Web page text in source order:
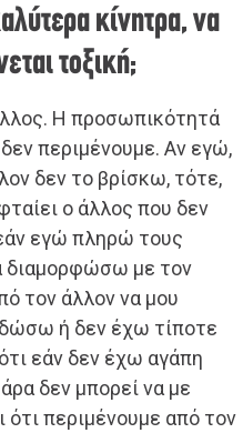
κίνητρα, να
τοξική;
Η προσωπικότητά
περιμένουμε. Αν εγώ,
δεν το βρίσκω, τότε,
ο άλλος που δεν
εγώ πληρώ τους
διαμορφώσω με τον
τον άλλον να μου
ή δεν έχω τίποτε
εάν δεν έχω αγάπη
δεν μπορεί να με
ότι περιμένουμε από τον